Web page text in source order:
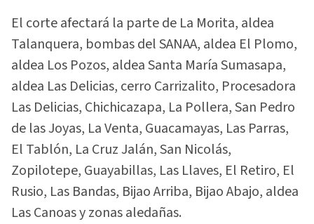
El corte afectará la parte de La Morita, aldea
Talanquera, bombas del SANAA, aldea El Plomo,
aldea Los Pozos, aldea Santa María Sumasapa,
aldea Las Delicias, cerro Carrizalito, Procesadora
Las Delicias, Chichicazapa, La Pollera, San Pedro
de las Joyas, La Venta, Guacamayas, Las Parras,
El Tablón, La Cruz Jalán, San Nicolás,
Zopilotepe, Guayabillas, Las Llaves, El Retiro, El
Rusio, Las Bandas, Bijao Arriba, Bijao Abajo, aldea
Las Canoas y zonas aledañas.